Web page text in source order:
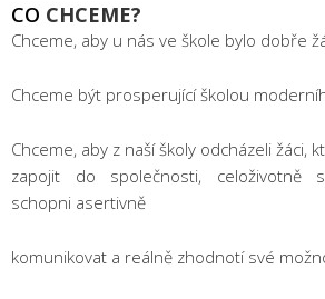
CO CHCEME?
Chceme, aby u nás ve škole bylo dobře
Chceme být prosperující školou
Chceme, aby z naší školy odcházeli žáci,
zapojit do společnosti, celoživotně
schopni asertivně
komunikovat a reálně zhodnotí své